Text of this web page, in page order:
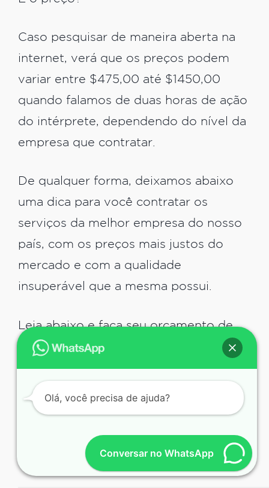
Caso pesquisar de maneira aberta na
internet, verá que os preços podem
variar entre $475,00 até $1450,00
quando falamos de duas horas de ação
do intérprete, dependendo do nível da
empresa que contratar.
De qualquer forma, deixamos abaixo
uma dica para você contratar os
serviços da melhor empresa do nosso
país, com os preços mais justos do
mercado e com a qualidade
insuperável que a mesma possui.
Leia abaixo e faça seu orçamento de
forma gratuita e rápida.
Vamos lá:
de Tradutores
Simultâneos?
Conversar no WhatsApp
Olá, você precisa de ajuda?